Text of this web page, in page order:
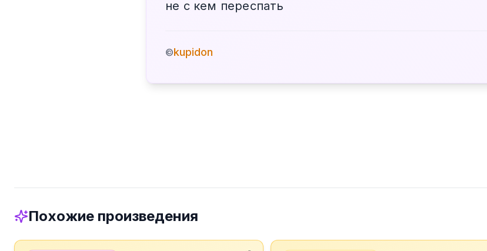
не с кем переспать
©kupidon
Похожие произведения